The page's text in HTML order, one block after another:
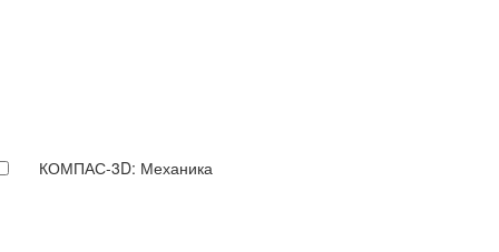
КОМПАС-3D: Механика